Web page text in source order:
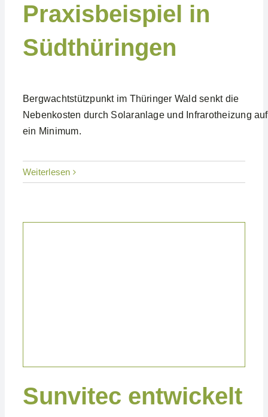
Praxisbeispiel in
Südthüringen
Bergwachtstützpunkt im Thüringer Wald senkt die
Nebenkosten durch Solaranlage und Infrarotheizung auf
ein Minimum.
Weiterlesen
Sunvitec entwickelt